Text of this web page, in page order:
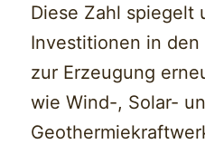
Diese Zahl spiegelt
Investitionen in den
zur Erzeugung
wie Wind-, Solar-